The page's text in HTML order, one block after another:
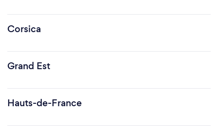
Corsica
Grand Est
Hauts-de-France